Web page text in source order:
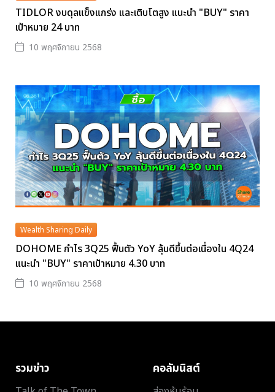
TIDLOR งบดุลแข็งแกร่ง และเติบโตสูง แนะนำ "BUY" ราคา
เป้าหมาย 24 บาท
10 พฤศจิกายน 2568
Wealth Sharing Daily
DOHOME กำไร 3Q25 ฟื้นตัว YoY ลุ้นดีขึ้นต่อเนื่องใน 4Q24
แนะนำ "BUY" ราคาเป้าหมาย 4.30 บาท
10 พฤศจิกายน 2568
รวมข่าว คอลัมนิสต์